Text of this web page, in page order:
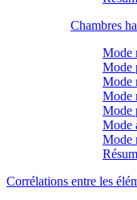
Chambres
Mode
Mode
Mode
Mode
Mode
Mode
Mode
Corrélations entre les